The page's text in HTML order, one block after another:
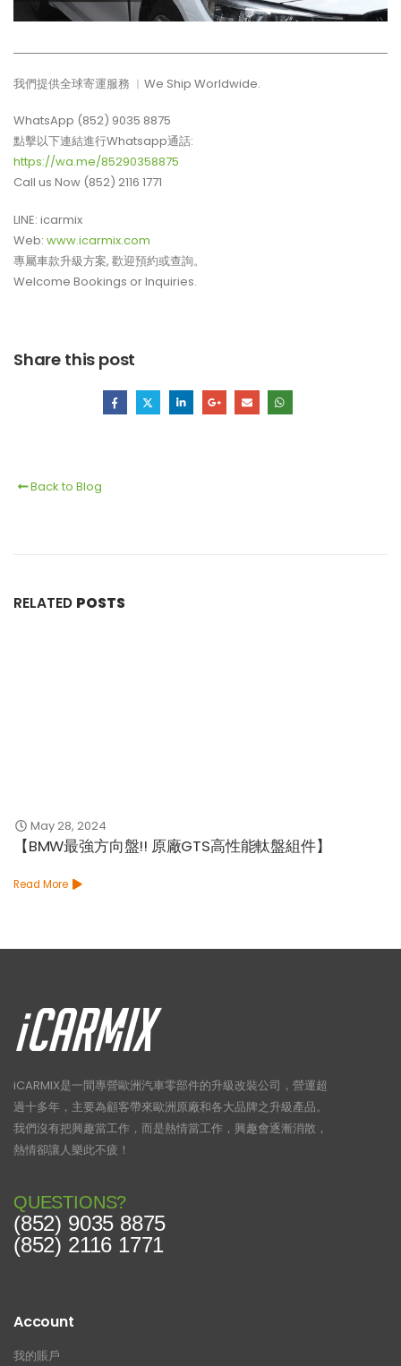
我們提供全球寄運服務 ︳We Ship Worldwide.
WhatsApp (852) 9035 8875
點擊以下連結進行Whatsapp通話:
https://wa.me/85290358875
Call us Now (852) 2116 1771
LINE: icarmix
Web: www.icarmix.com
專屬車款升級方案, 歡迎預約或查詢。
Welcome Bookings or Inquiries.
Share this post
Back to Blog
RELATED POSTS
May 28, 2024
【BMW最強方向盤!! 原廠GTS高性能軚盤組件】
Read More
iCARMIX是一間專營歐洲汽車零部件的升級改裝公司，營運超
過十多年，主要為顧客帶來歐洲原廠和各大品牌之升級產品。
我們沒有把興趣當工作，而是熱情當工作，興趣會逐漸消散，
熱情卻讓人樂此不疲！
QUESTIONS?
(852) 9035 8875
(852) 2116 1771
Account
我的賬戶